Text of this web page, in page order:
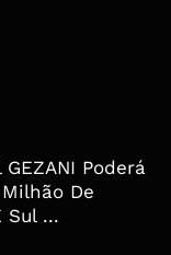
Poderá
De
Sul ...